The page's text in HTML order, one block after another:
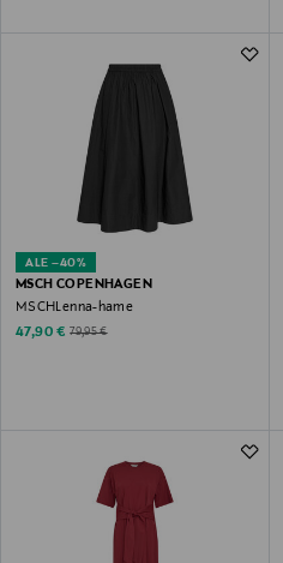
ALE –40%
MSCH COPENHAGEN
MSCHLenna-hame
Discounted Price
47,90 € Original Price
79,95 €